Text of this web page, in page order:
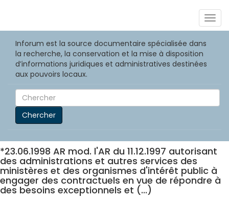
Inforum est la source documentaire spécialisée dans
la recherche, la conservation et la mise à disposition
d’informations juridiques et administratives destinées
aux pouvoirs locaux.
Chercher
*23.06.1998 AR mod. l'AR du 11.12.1997 autorisant
des administrations et autres services des
ministères et des organismes d'intérêt public à
engager des contractuels en vue de répondre à
des besoins exceptionnels et (...)